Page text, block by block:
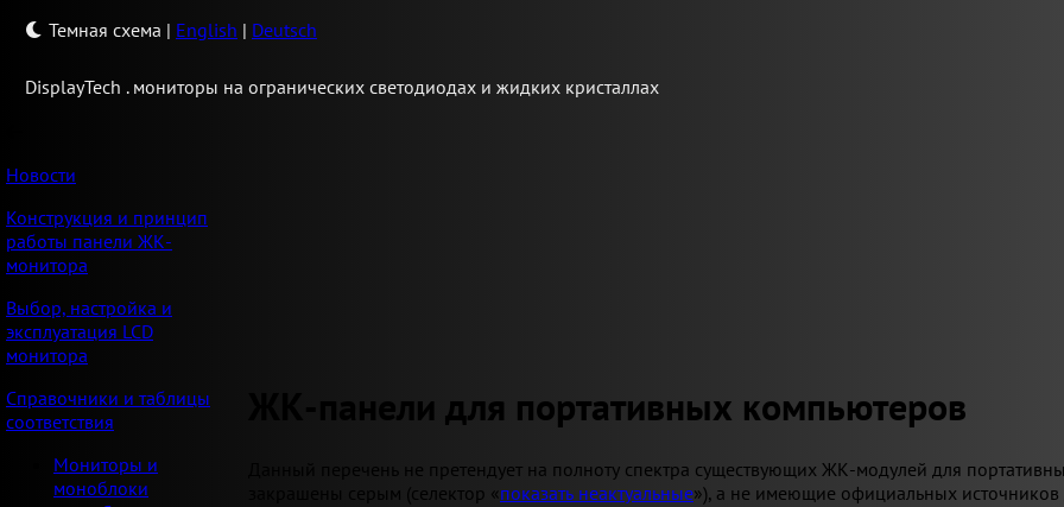
Темная схема | English | Deutsch
DisplayTech . мониторы на огранических светодиодах и жидких кристаллах
Новости
Конструкция и принцип
работы панели ЖК-
монитора
Выбор, настройка и
эксплуатация LCD
монитора
Справочники и таблицы
соответствия
Мониторы и
моноблоки
ЖК-панели для портативных компьютеров
Данный перечень не претендует на полноту спектра существующих ЖК-модулей для
закрашены серым (селектор «показать неактуальные»), а не имеющие официальных